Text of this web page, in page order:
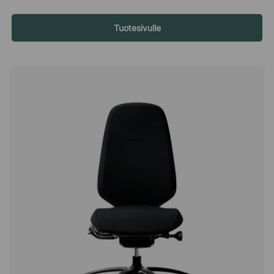
pehmeä ja kitkaton polvinivelkeinu painovastuksella, joka
voidaan myös lukita mihin tahansa asentoon. Polvinivelkeinu
tarkoittaa, että selkänoja ja istuin liikkuvat tasaisesti, kun
nostaa ja laskea, ja siinä on älykäs kallistusmekanismi, jonka
avulla voit kallistaa selkänojaa istuimesta riippumatta. Tämän
ansiosta voit aina säätää selkänojan selällesi sopivaksi, jotta
istut oikealla tuella koko päivän. Selkänoja on myös mukavasti
pyöristetty, jotta se tukee hyvin myös kylkiä. Istu mukavasti
säädettävällä istuinsyvyydellä Ainutlaatuisen istuinmuotoilun
täydentää kalteva vesiputousreuna edessä, joka vähentää
takareisien painetta, ja istuinta voidaan säätää 10 senttimetrin
alueella syvyyssunnassa. Siten istut aina optimaalisesti
työtuolissa riippumatta siitä, kuinka pitkä olet, samalla kun
säilytät hyvän verenkierron jalkoihin asti. Istuinsyvyys tulee
säätää niin, että istuimen ja polvitaipeen väliin mahtuu noin
kaksi sormea. Säädä helposti – jaa tuoli kollegoiden kanssa!
Tuotesivulle